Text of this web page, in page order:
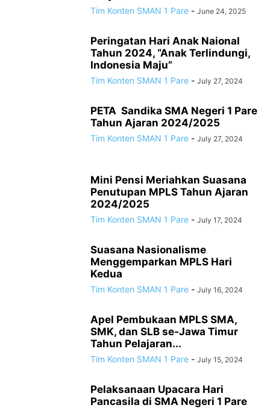
Tim Konten SMAN 1 Pare - June 24, 2025
Peringatan Hari Anak Naional
Tahun 2024, “Anak Terlindungi,
Indonesia Maju”
Tim Konten SMAN 1 Pare - July 27, 2024
PETA Sandika SMA Negeri 1 Pare
Tahun Ajaran 2024/2025
Tim Konten SMAN 1 Pare - July 27, 2024
Mini Pensi Meriahkan Suasana
Penutupan MPLS Tahun Ajaran
2024/2025
Tim Konten SMAN 1 Pare - July 17, 2024
Suasana Nasionalisme
Menggemparkan MPLS Hari
Kedua
Tim Konten SMAN 1 Pare - July 16, 2024
Apel Pembukaan MPLS SMA,
SMK, dan SLB se-Jawa Timur
Tahun Pelajaran...
Tim Konten SMAN 1 Pare - July 15, 2024
Pelaksanaan Upacara Hari
Pancasila di SMA Negeri 1 Pare